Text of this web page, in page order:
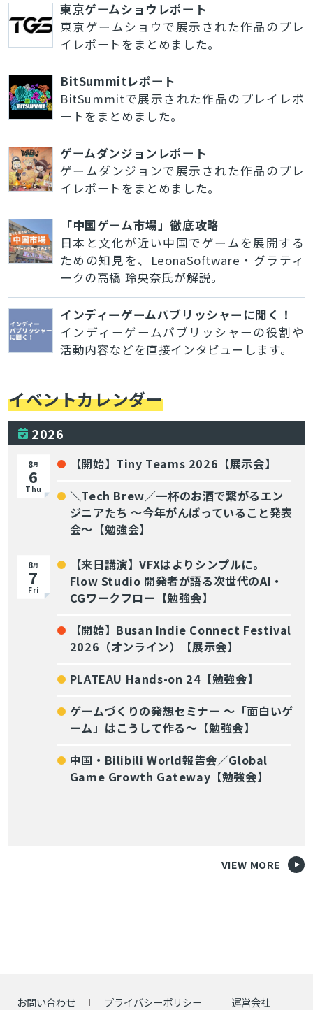
東京ゲームショウレポート
東京ゲームショウで展示された作品のプレ
イレポートをまとめました。
BitSummitレポート
BitSummitで展示された作品のプレイレポ
ートをまとめました。
ゲームダンジョンレポート
ゲームダンジョンで展示された作品のプレ
イレポートをまとめました。
「中国ゲーム市場」徹底攻略
日本と文化が近い中国でゲームを展開する
ための知見を、LeonaSoftware・グラティ
ークの高橋 玲央奈氏が解説。
インディーゲームパブリッシャーに聞く！
インディーゲームパブリッシャーの役割や
活動内容などを直接インタビューします。
イベントカレンダー
2026
8月
6
Thu
【開始】Tiny Teams 2026【展示会】
＼Tech Brew／一杯のお酒で繋がるエン
ジニアたち 〜今年がんばっていること発表
会〜【勉強会】
8月
7
Fri
【来日講演】VFXはよりシンプルに。
Flow Studio 開発者が語る次世代のAI・
CGワークフロー【勉強会】
【開始】Busan Indie Connect Festival
2026（オンライン）【展示会】
PLATEAU Hands-on 24【勉強会】
ゲームづくりの発想セミナー ～「面白いゲ
ーム」はこうして作る～【勉強会】
中国・Bilibili World報告会／Global
Game Growth Gateway【勉強会】
VIEW MORE
お問い合わせ プライバシーポリシー 運営会社